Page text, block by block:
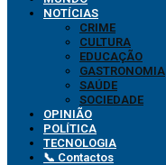
NOTÍCIAS
CRIME
CULTURA
EDUCAÇÃO
GASTRONOMIA
SAÚDE
SOCIEDADE
OPINIÃO
POLÍTICA
TECNOLOGIA
📞 Contactos